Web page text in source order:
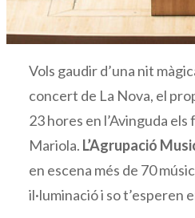
Vols gaudir d’una nit
concert de La Nova, el
23 hores en l’Avinguda
Mariola. L’Agrupació
en escena més de 70
il·luminació i so t’esperen